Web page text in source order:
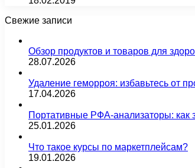
Свежие записи
Обзор продуктов и товаров для
28.07.2026
Удаление геморроя: избавьтесь от
17.04.2026
Портативные РФА-анализаторы: как
25.01.2026
Что такое курсы по маркетплейсам?
19.01.2026